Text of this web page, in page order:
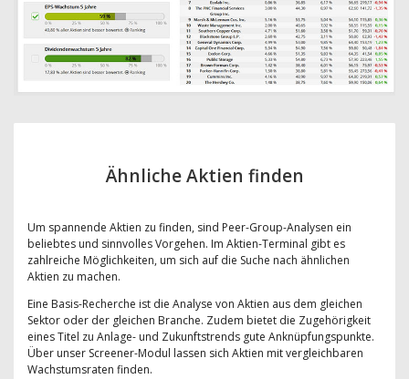
Ähnliche Aktien finden
Um spannende Aktien zu finden, sind Peer-Group-Analysen ein
beliebtes und sinnvolles Vorgehen. Im Aktien-Terminal gibt es
zahlreiche Möglichkeiten, um sich auf die Suche nach ähnlichen
Aktien zu machen.
Eine Basis-Recherche ist die Analyse von Aktien aus dem gleichen
Sektor oder der gleichen Branche. Zudem bietet die Zugehörigkeit
eines Titel zu Anlage- und Zukunftstrends gute Anknüpfungspunkte.
Über unser Screener-Modul lassen sich Aktien mit vergleichbaren
Wachstumsraten finden.